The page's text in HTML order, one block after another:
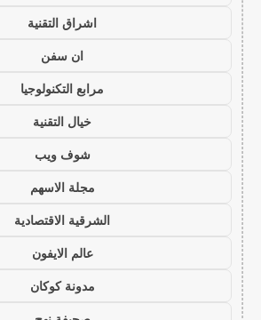
اشراق التقنية
ان سفن
مرابع التكنولوجيا
خيال التقنية
شوف ويب
مجلة الاسهم
الشرقية الاقتصادية
عالم الايفون
مدونة كوكان